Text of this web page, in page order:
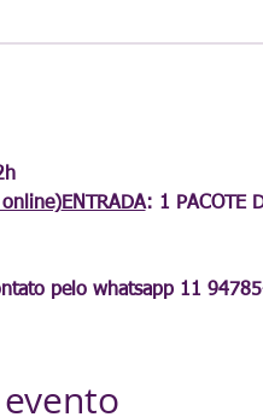
: 20/07 - QUINTA - 20h as 22h
online)ENTRADA: 1 PACOTE
pelo whatsapp 11